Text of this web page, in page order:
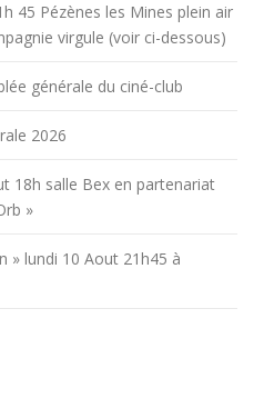
45 Pézènes les Mines plein air
virgule (voir ci-dessous)
générale du ciné-club
2026
18h salle Bex en partenariat
»
» lundi 10 Aout 21h45 à